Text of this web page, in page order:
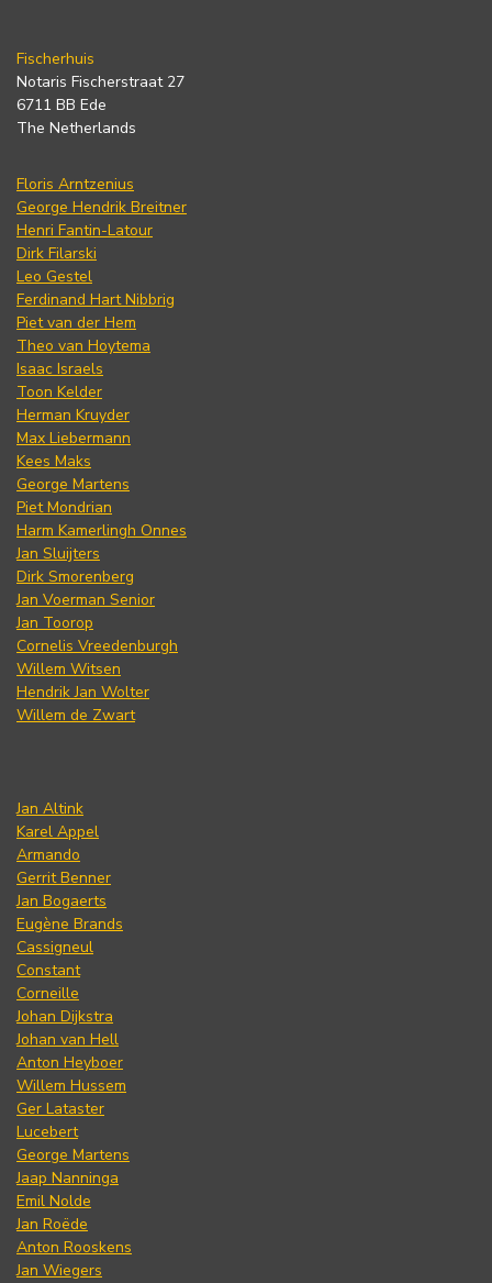
Fischerhuis
Notaris Fischerstraat 27
6711 BB Ede
The Netherlands
Floris Arntzenius
George Hendrik Breitner
Henri Fantin-Latour
Dirk Filarski
Leo Gestel
Ferdinand Hart Nibbrig
Piet van der Hem
Theo van Hoytema
Isaac Israels
Toon Kelder
Herman Kruyder
Max Liebermann
Kees Maks
George Martens
Piet Mondrian
Harm Kamerlingh Onnes
Jan Sluijters
Dirk Smorenberg
Jan Voerman Senior
Jan Toorop
Cornelis Vreedenburgh
Willem Witsen
Hendrik Jan Wolter
Willem de Zwart
Jan Altink
Karel Appel
Armando
Gerrit Benner
Jan Bogaerts
Eugène Brands
Cassigneul
Constant
Corneille
Johan Dijkstra
Johan van Hell
Anton Heyboer
Willem Hussem
Ger Lataster
Lucebert
George Martens
Jaap Nanninga
Emil Nolde
Jan Roëde
Anton Rooskens
Jan Wiegers